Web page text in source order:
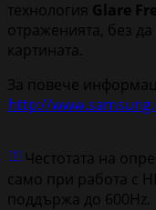
технология Glare
отраженията, без
картината.
За повече
http://
[1] Честотата на
само при работа с
поддържа до 600Hz.